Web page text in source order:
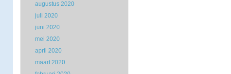
augustus 2020
juli 2020
juni 2020
mei 2020
april 2020
maart 2020